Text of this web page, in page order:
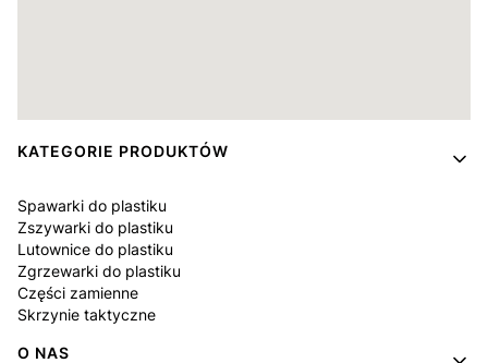
Linki w stopce
KATEGORIE PRODUKTÓW
Spawarki do plastiku
Zszywarki do plastiku
Lutownice do plastiku
Zgrzewarki do plastiku
Części zamienne
Skrzynie taktyczne
O NAS